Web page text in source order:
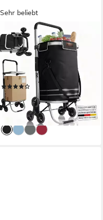
Sehr beliebt
JUSKYS
Einkaufstrolley 3in1, 56 l, mit
Treppensteiger (6 Rollen),
klappbar und modern, mit
Kühlfach
(71)
29,74 € 34,99 €
-15%
lieferbar - in 3-4 Werktagen bei dir